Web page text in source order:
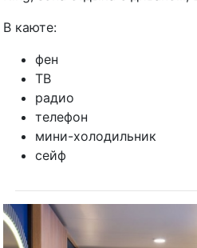
В каюте:
фен
ТВ
радио
телефон
мини-холодильник
сейф